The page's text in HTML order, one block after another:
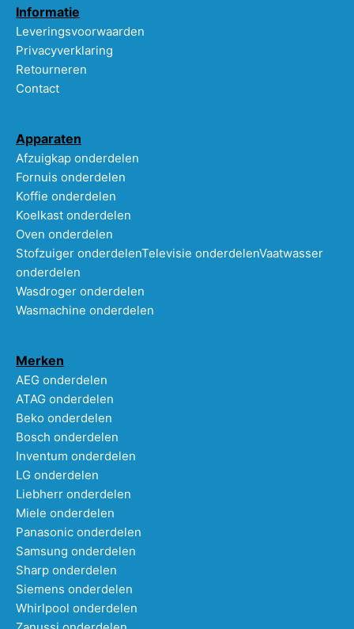
Informatie
Leveringsvoorwaarden
Privacyverklaring
Retourneren
Contact
Apparaten
Afzuigkap onderdelen
Fornuis onderdelen
Koffie onderdelen
Koelkast onderdelen
Oven onderdelen
Stofzuiger onderdelenTelevisie onderdelenVaatwasser
onderdelen
Wasdroger onderdelen
Wasmachine onderdelen
Merken
AEG onderdelen
ATAG onderdelen
Beko onderdelen
Bosch onderdelen
Inventum onderdelen
LG onderdelen
Liebherr onderdelen
Miele onderdelen
Panasonic onderdelen
Samsung onderdelen
Sharp onderdelen
Siemens onderdelen
Whirlpool onderdelen